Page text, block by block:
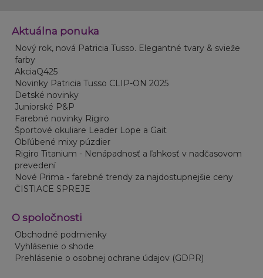
Aktuálna ponuka
Nový rok, nová Patricia Tusso. Elegantné tvary & svieže
farby
AkciaQ425
Novinky Patricia Tusso CLIP-ON 2025
Detské novinky
Juniorské P&P
Farebné novinky Rigiro
Športové okuliare Leader Lope a Gait
Obľúbené mixy púzdier
Rigiro Titanium - Nenápadnosť a ľahkosť v nadčasovom
prevedení
Nové Prima - farebné trendy za najdostupnejšie ceny
ČISTIACE SPREJE
O spoločnosti
Obchodné podmienky
Vyhlásenie o shode
Prehlásenie o osobnej ochrane údajov (GDPR)